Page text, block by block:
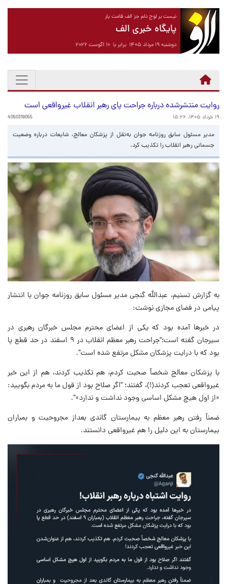
نیست بر لوح دلم جز الف قامت یار
پایگاه خبری الف
دوشنبه ۱۹ مرداد ۱۴۰۵ برابر با ۱۰ آگوست ۲۰۲۶
روایت منتشرشده درباره جراحت پای رهبر انقلاب غیرواقعی است
۱۹ خرداد ۱۴۰۵، ۱۵:۲۶ 4050319055
مدیر مسئول سابق روزنامه جوان به‌نقل از پزشکان معالج، شایعات درباره وضعیت
جسمانی رهبر انقلاب را تکذیب کرد.
به گزارش تسنیم، عبدالله گنجی مدیر مسئول سابق روزنامه جوان با انتشار
پیامی در فضای مجازی نوشت:
در خبرها آمده بود که یکی از اعضای محترم مجلس خبرگان رهبری در
سیرجان گفته است؛"جراحت رهبر معظم انقلاب در ٩ اسفند در حد قطع پا
بود که با درایت پزشکان مشکل مرتفع شده است".
با پزشکان معالج شخصاً صحبت کردم، هم تکذیب کردند، هم از این خبر
غیرواقعی تعجب کردند(!)، گفتند؛ "اگر صلاح بود از قول ما به مردم بگویید:
«از اول هیچ مشکل اساسی وجود نداشت و ندارد»".
ضمناً رفتن رهبر معظم به بیمارستان گاندی بعداز مجروحیت و بمباران
بیمارستان به این دلیل را هم غیرواقعی دانستند.